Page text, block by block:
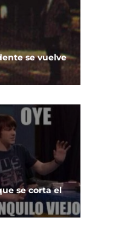
se vuelve
se corta el